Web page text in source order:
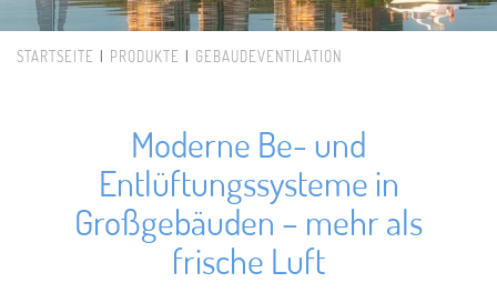
STARTSEITE PRODUKTE GEBÄUDEVENTILATION
Moderne Be- und
Entlüftungssysteme in
Großgebäuden – mehr als
frische Luft